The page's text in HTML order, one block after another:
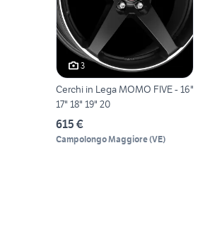
3
Cerchi in Lega MOMO FIVE - 16"
17" 18" 19" 20
615 €
Campolongo Maggiore(VE)